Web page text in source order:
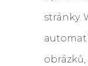
stránky.